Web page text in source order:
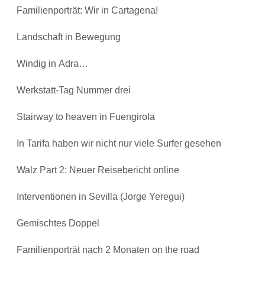
Familienporträt: Wir in Cartagena!
Landschaft in Bewegung
Windig in Adra…
Werkstatt-Tag Nummer drei
Stairway to heaven in Fuengirola
In Tarifa haben wir nicht nur viele Surfer gesehen
Walz Part 2: Neuer Reisebericht online
Interventionen in Sevilla (Jorge Yeregui)
Gemischtes Doppel
Familienporträt nach 2 Monaten on the road